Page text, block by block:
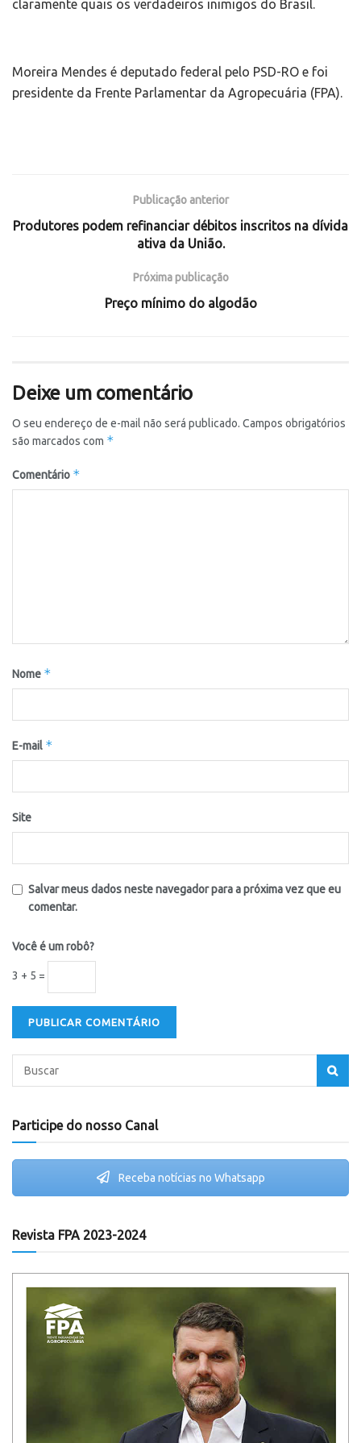
claramente quais os verdadeiros inimigos do Brasil.
Moreira Mendes é deputado federal pelo PSD-RO e foi
presidente da Frente Parlamentar da Agropecuária (FPA).
Publicação anterior
Produtores podem refinanciar débitos inscritos na dívida
ativa da União.
Próxima publicação
Preço mínimo do algodão
Deixe um comentário
O seu endereço de e-mail não será publicado. Campos obrigatórios
são marcados com *
Comentário *
Nome *
E-mail *
Site
Salvar meus dados neste navegador para a próxima vez que eu
comentar.
Você é um robô?
3 + 5 =
Participe do nosso Canal
Receba notícias no Whatsapp
Revista FPA 2023-2024